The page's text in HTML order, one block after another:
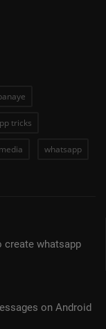
tricks
whatsapp
create whatsapp
on Android